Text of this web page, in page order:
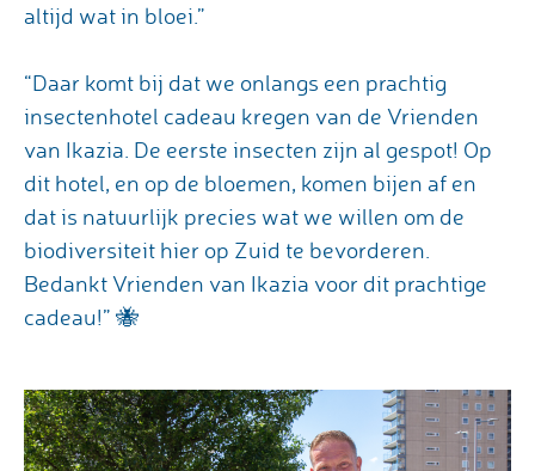
altijd wat in bloei.”
“Daar komt bij dat we onlangs een prachtig
insectenhotel cadeau kregen van de Vrienden
van Ikazia. De eerste insecten zijn al gespot! Op
dit hotel, en op de bloemen, komen bijen af en
dat is natuurlijk precies wat we willen om de
biodiversiteit hier op Zuid te bevorderen.
Bedankt Vrienden van Ikazia voor dit prachtige
cadeau!” 🐝